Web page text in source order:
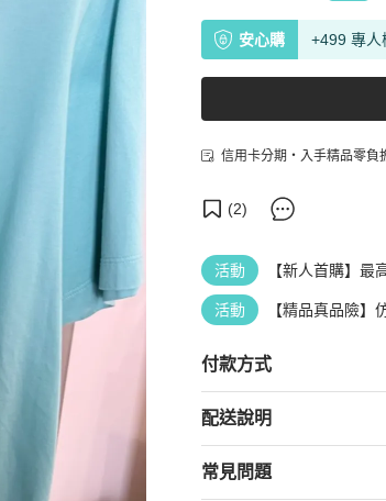
安心購 +499 專人
信用卡分期・入手精品零負
(2)
活動 【新人首購】最
活動 【精品真品險】
付款方式
配送說明
常見問題